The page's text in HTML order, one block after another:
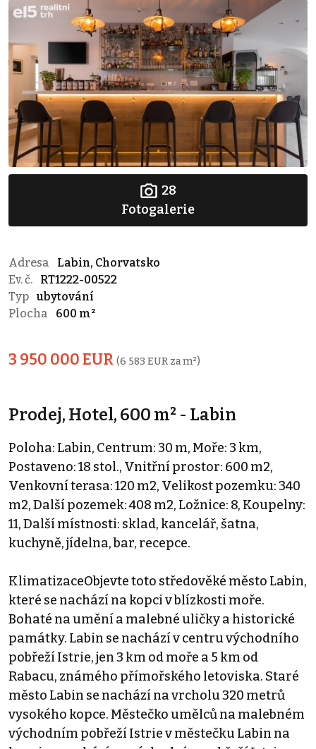
28
Fotogalerie
Adresa
Labin, Chorvatsko
Ev. č.
RT1222-00522
Typ ubytování
Plocha
600 m²
3 950 000 EUR (6 583 EUR za m²)
Prodej, Hotel, 600 m² - Labin
Poloha: Labin, Centrum: 30 m, Moře: 3 km,
Postaveno: 18 stol., Vnitřní prostor: 600 m2,
Venkovní terasa: 120 m2, Velikost pozemku: 340
m2, Další pozemek: 408 m2, Ložnice: 8, Koupelny:
11, Další místnosti: sklad, kancelář, šatna,
kuchyně, jídelna, bar, recepce.
KlimatizaceObjevte toto středověké město Labin,
které se nachází na kopci v blízkosti moře.
Bohaté na umění a malebné uličky a historické
památky. Labin se nachází v centru východního
pobřeží Istrie, jen 3 km od moře a 5 km od
Rabacu, známého přímořského letoviska. Staré
město Labin se nachází na vrcholu 320 metrů
vysokého kopce. Městečko umělců na malebném
východním pobřeží Istrie v městečku Labin na